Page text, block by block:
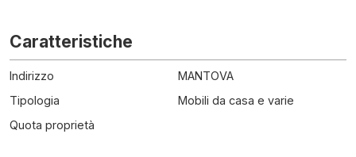
Caratteristiche
Indirizzo
MANTOVA
Tipologia
Mobili da casa e varie
Quota proprietà